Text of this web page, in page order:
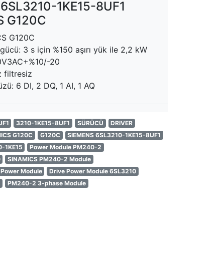
1KE15-8UF1
G120C
G120C
3 s için %150 aşırı yük ile 2,2 kW
20
filtresiz
6 DI, 2 DQ, 1 AI, 1 AQ
3210-1KE15-8UF1 SÜRÜCÜ
DRIVER
G120C G120C
SIEMENS 6SL3210-1KE15-8UF1
1KE15
Power Module PM240-2
SINAMICS PM240-2 Module
Module
Drive Power Module 6SL3210
PM240-2 3-phase Module